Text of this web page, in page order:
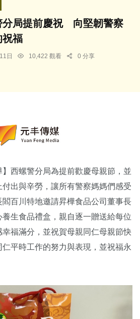
分局提前慶祝 向堅韌警察
祝福
日 10,422 觀看 0 分享
】西螺警分局為提前歡慶母親節，並
出與辛勞，讓所有警察媽媽們感受
百川特地邀請昇樺食品公司董事長
生食品禮盒，親自逐一贈送給每位
福滿分，並祝賀母親同仁母親節快
平時工作的努力與表現，並祝福永